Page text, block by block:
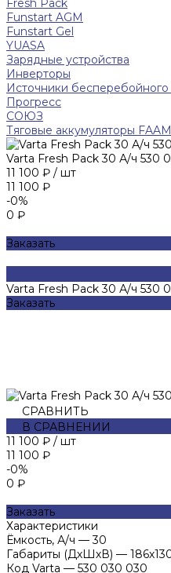
Funstart AGM
Funstart Gel
YUASA
Зарядные устройства
Инверторы
Источники бесперебойного
Прогресс
СОЮЗ
Тяговые аккумуляторы FAAM
Varta Fresh Pack 30 А/ч 530
11 100 ₽ / шт
11 100 ₽
-0%
0 ₽
Заказать
Varta Fresh Pack 30 А/ч 530
Заказать
СРАВНИТЬ
В СРАВНЕНИИ
11 100 ₽ / шт
11 100 ₽
-0%
0 ₽
Заказать
Характеристики
Ёмкость, А/ч — 30
Габариты (ДхШхВ) —
Код Varta — 530 030 030